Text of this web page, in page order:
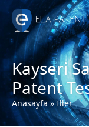
Kayseri
Patent
Anasayfa»İller